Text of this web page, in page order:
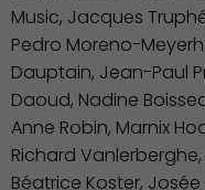
Music, Jacques
Pedro Moreno-
Dauptain, Jean-Paul
Daoud, Nadine
Anne Robin, Marnix
Richard
Béatrice Koster,